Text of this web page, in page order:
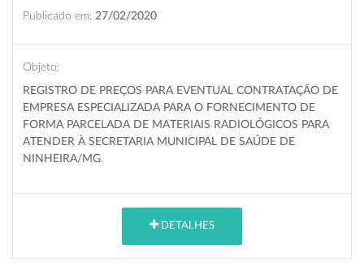
Publicado em: 27/02/2020
Objeto:
REGISTRO DE PREÇOS PARA EVENTUAL CONTRATAÇÃO DE
EMPRESA ESPECIALIZADA PARA O FORNECIMENTO DE
FORMA PARCELADA DE MATERIAIS RADIOLÓGICOS PARA
ATENDER À SECRETARIA MUNICIPAL DE SAÚDE DE
NINHEIRA/MG
DETALHES